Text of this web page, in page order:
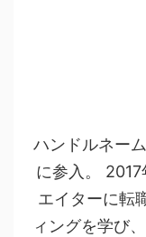
ハンドルネー
に参入。
エイターに転
ィングを学び